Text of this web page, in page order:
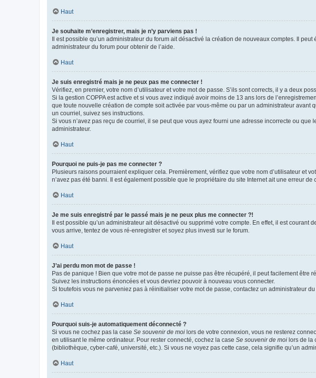
Haut
Je souhaite m’enregistrer, mais je n’y parviens pas !
Il est possible qu’un administrateur du forum ait désactivé la création de nouveaux comptes. Il
administrateur du forum pour obtenir de l’aide.
Haut
Je suis enregistré mais je ne peux pas me connecter !
Vérifiez, en premier, votre nom d’utilisateur et votre mot de passe. S’ils sont corrects, il y a deux
Si la gestion COPPA est active et si vous avez indiqué avoir moins de 13 ans lors de
que toute nouvelle création de compte soit activée par vous-même ou par un administrateur
un courriel, suivez ses instructions.
Si vous n’avez pas reçu de courriel, il se peut que vous ayez fourni une adresse incorrecte ou
administrateur.
Haut
Pourquoi ne puis-je pas me connecter ?
Plusieurs raisons pourraient expliquer cela. Premièrement, vérifiez que votre nom d’utilisateur et
n’avez pas été banni. Il est également possible que le propriétaire du site Internet ait une erreur de
Haut
Je me suis enregistré par le passé mais je ne peux plus me connecter ?!
Il est possible qu’un administrateur ait désactivé ou supprimé votre compte. En effet, il est
vous arrive, tentez de vous ré-enregistrer et soyez plus investi sur le forum.
Haut
J’ai perdu mon mot de passe !
Pas de panique ! Bien que votre mot de passe ne puisse pas être récupéré, il peut facilement
Suivez les instructions énoncées et vous devriez pouvoir à nouveau vous connecter.
Si toutefois vous ne parveniez pas à réinitialiser votre mot de passe, contactez un administrateur du
Haut
Pourquoi suis-je automatiquement déconnecté ?
Si vous ne cochez pas la case Se souvenir de moi lors de votre connexion, vous ne resterez
en utilisant le même ordinateur. Pour rester connecté, cochez la case Se souvenir de moi lors de la
(bibliothèque, cyber-café, université, etc.). Si vous ne voyez pas cette case, cela signifie qu’un
Haut